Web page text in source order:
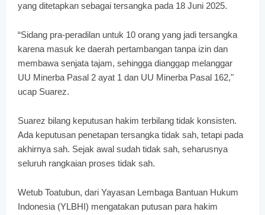
yang ditetapkan sebagai tersangka pada 18 Juni 2025.
“Sidang pra-peradilan untuk 10 orang yang jadi tersangka
karena masuk ke daerah pertambangan tanpa izin dan
membawa senjata tajam, sehingga dianggap melanggar
UU Minerba Pasal 2 ayat 1 dan UU Minerba Pasal 162,"
ucap Suarez.
Suarez bilang keputusan hakim terbilang tidak konsisten.
Ada keputusan penetapan tersangka tidak sah, tetapi pada
akhirnya sah. Sejak awal sudah tidak sah, seharusnya
seluruh rangkaian proses tidak sah.
Wetub Toatubun, dari Yayasan Lembaga Bantuan Hukum
Indonesia (YLBHI) mengatakan putusan para hakim